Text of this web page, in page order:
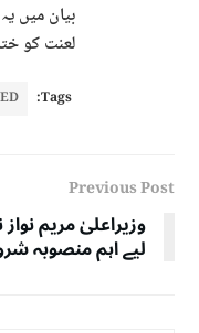
بیان میں
لعنت کو
Tags:
Previous Post
وزیراعلیٰ مریم
لیے اہم منصوبہ